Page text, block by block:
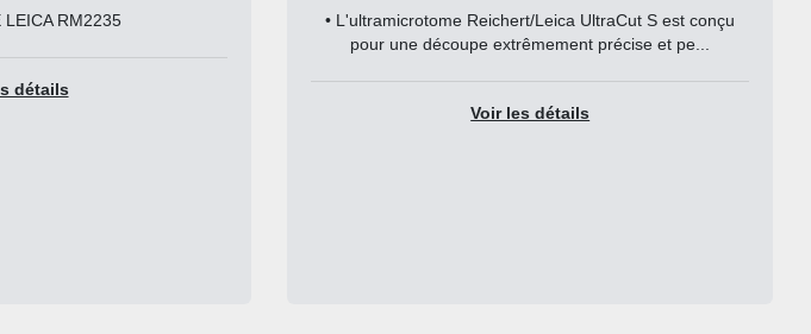
• L'ultramicrotome Reichert/Leica UltraCut S est conçu
pour une découpe extrêmement précise et pe...
Enrobez les échantillons
blocs de paraffine de